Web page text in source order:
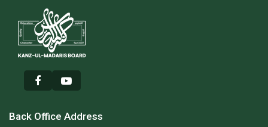
Back Office Address